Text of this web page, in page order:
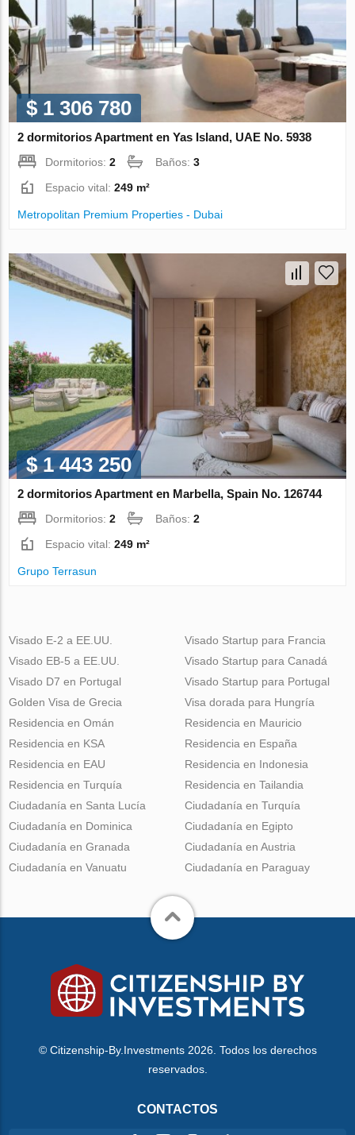
$ 1 306 780
2 dormitorios Apartment en Yas Island, UAE No. 5938
Dormitorios:2 Baños:3
Espacio vital:249 m²
Metropolitan Premium Properties - Dubai
$ 1 443 250
2 dormitorios Apartment en Marbella, Spain No. 126744
Dormitorios:2 Baños:2
Espacio vital:249 m²
Grupo Terrasun
Visado E-2 a EE.UU.
Visado EB-5 a EE.UU.
Visado D7 en Portugal
Golden Visa de Grecia
Visado Startup para Francia
Visado Startup para Canadá
Visado Startup para Portugal
Visa dorada para Hungría
Residencia en Omán
Residencia en KSA
Residencia en EAU
Residencia en Turquía
Residencia en Mauricio
Residencia en España
Residencia en Indonesia
Residencia en Tailandia
Ciudadanía en Santa Lucía
Ciudadanía en Dominica
Ciudadanía en Granada
Ciudadanía en Vanuatu
Ciudadanía en Turquía
Ciudadanía en Egipto
Ciudadanía en Austria
Ciudadanía en Paraguay
© Citizenship-By.Investments 2026. Todos los derechos
reservados.
CONTACTOS